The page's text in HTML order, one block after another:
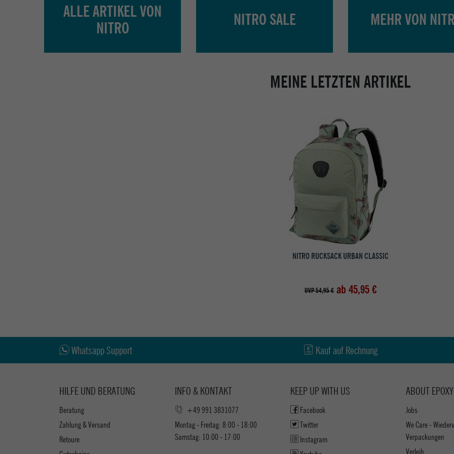
ALLE ARTIKEL VON
NITRO
NITRO SALE MEHR VON
MEINE LETZTEN ARTIKEL
NITRO RUCKSACK URBAN CLASSIC
UVP 54,95 € ab 45,95 €
Whatsapp Support Kauf auf Rechnung
HILFE UND BERATUNG
Beratung
Zahlung & Versand
Retoure
INFO & KONTAKT
+49 991 3831077
Montag - Freitag: 8:00 - 18:00
Samstag: 10:00 - 17:00
ABOUT EPOXY
Jobs
We Care -
Verpackungen
Verleih
KEEP UP WITH US
Facebook
Twitter
Instagram